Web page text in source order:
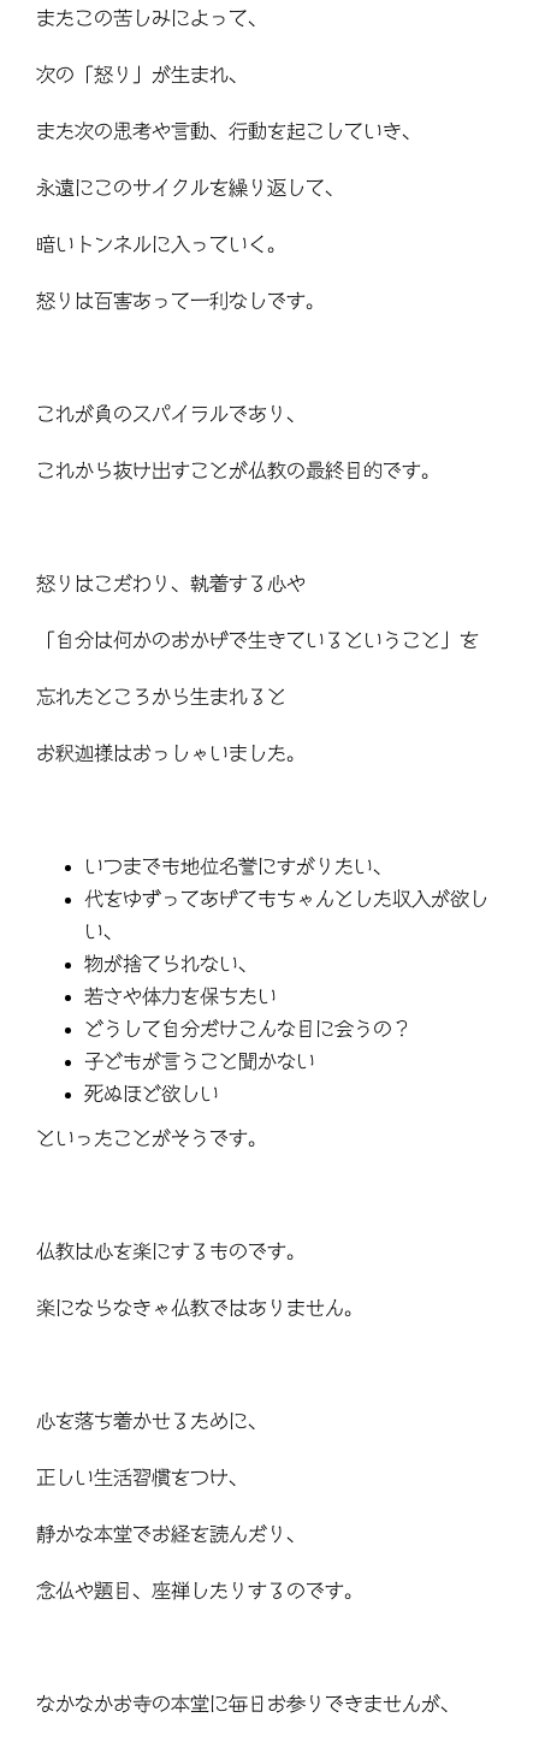
またこの苦しみによって、
次の「怒り」が生まれ、
また次の思考や言動、行動を起こしていき、
永遠にこのサイクルを繰り返して、
暗いトンネルに入っていく。
怒りは百害あって一利なしです。
これが負のスパイラルであり、
これから抜け出すことが仏教の最終目的です。
怒りはこだわり、執着する心や
「自分は何かのおかげで生きているということ」を
忘れたところから生まれると
お釈迦様はおっしゃいました。
いつまでも地位名誉にすがりたい、
代をゆずってあげてもちゃんとした収入が欲し
い、
物が捨てられない、
若さや体力を保ちたい
どうして自分だけこんな目に会うの？
子どもが言うこと聞かない
死ぬほど欲しい
といったことがそうです。
仏教は心を楽にするものです。
楽にならなきゃ仏教ではありません。
心を落ち着かせるために、
正しい生活習慣をつけ、
静かな本堂でお経を読んだり、
念仏や題目、座禅したりするのです。
なかなかお寺の本堂に毎日お参りできませんが、